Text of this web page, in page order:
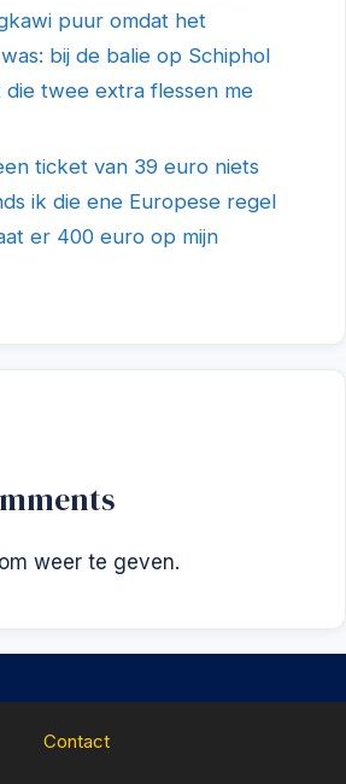
puur omdat het
bij de balie op Schiphol
twee extra flessen me
ticket van 39 euro niets
ik die ene Europese regel
er 400 euro op mijn
weer te geven.
Contact